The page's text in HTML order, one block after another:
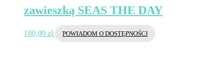
zawieszką SEAS THE DAY
180,00 zł POWIADOM O DOSTĘPNOŚCI